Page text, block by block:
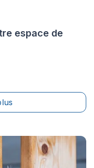
espace de